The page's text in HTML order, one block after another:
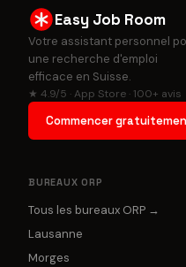
Easy Job Room
Votre assistant personnel
une recherche d'emploi
efficace en Suisse.
★ 4.9/5 · App Store · 100+ avis
Commencer
BUREAUX ORP
Tous les bureaux ORP →
Lausanne
Morges